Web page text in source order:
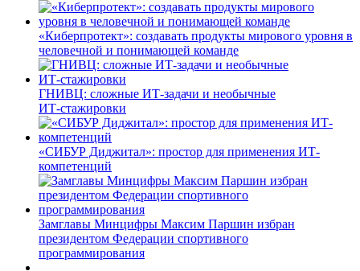
«Киберпротект»: создавать продукты мирового уровня в
человечной и понимающей команде
ГНИВЦ: сложные ИТ‑задачи и необычные
ИТ‑стажировки
«СИБУР Диджитал»: простор для применения ИТ-
компетенций
Замглавы Минцифры Максим Паршин избран
президентом Федерации спортивного
программирования